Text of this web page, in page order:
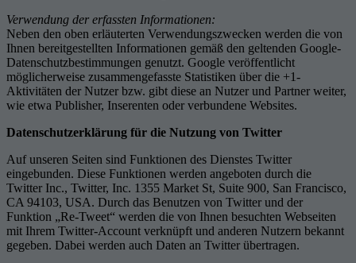
Verwendung der erfassten Informationen:
Neben den oben erläuterten Verwendungszwecken werden die von
Ihnen bereitgestellten Informationen gemäß den geltenden Google-
Datenschutzbestimmungen genutzt. Google veröffentlicht
möglicherweise zusammengefasste Statistiken über die +1-
Aktivitäten der Nutzer bzw. gibt diese an Nutzer und Partner weiter,
wie etwa Publisher, Inserenten oder verbundene Websites.
Datenschutzerklärung für die Nutzung von Twitter
Auf unseren Seiten sind Funktionen des Dienstes Twitter
eingebunden. Diese Funktionen werden angeboten durch die
Twitter Inc., Twitter, Inc. 1355 Market St, Suite 900, San Francisco,
CA 94103, USA. Durch das Benutzen von Twitter und der
Funktion „Re-Tweet“ werden die von Ihnen besuchten Webseiten
mit Ihrem Twitter-Account verknüpft und anderen Nutzern bekannt
gegeben. Dabei werden auch Daten an Twitter übertragen.